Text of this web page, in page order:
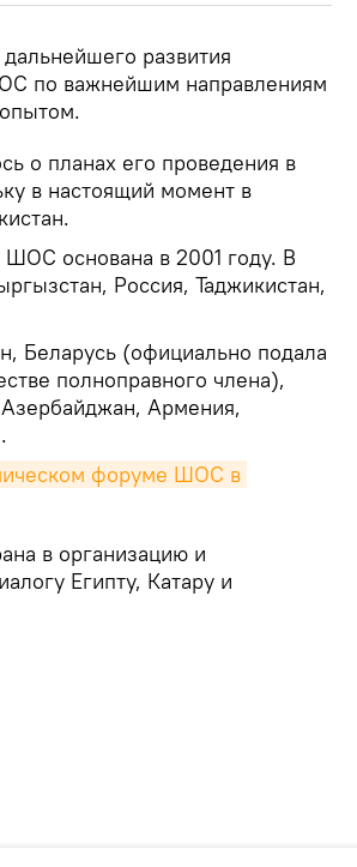
развития
по важнейшим направлениям
о планах его проведения в
в настоящий момент в
основана в 2001 году. В
Россия, Таджикистан,
Беларусь (официально подала
полноправного члена),
Армения,
форуме ШОС в
в организацию и
Египту, Катару и